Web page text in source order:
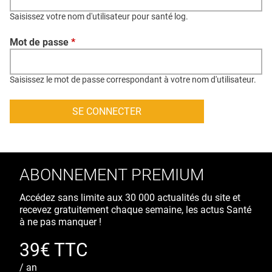
CONTACT
CRÉDITS
Saisissez votre nom d'utilisateur pour santé log.
Mot de passe *
Saisissez le mot de passe correspondant à votre nom d'utilisateur.
ABONNEMENT PREMIUM
Accédez sans limite aux 30 000 actualités du site et
recevez gratuitement chaque semaine, les actus Santé
à ne pas manquer !
39€ TTC
/ an